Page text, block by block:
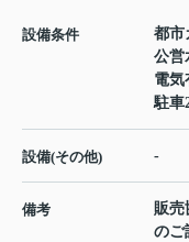
設備条件
都市
公営
電気
駐車
設備(その他) -
備考
販売
のご